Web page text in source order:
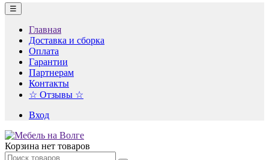
☰
Главная
Доставка и сборка
Оплата
Гарантии
Партнерам
Контакты
☆ Отзывы ☆
Вход
Корзина нет товаров